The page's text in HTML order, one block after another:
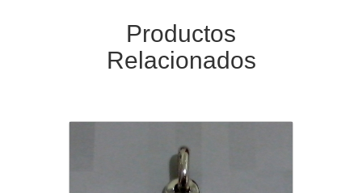
Productos
Relacionados